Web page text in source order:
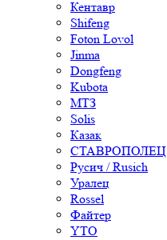
Кентавр
Shifeng
Foton Lovol
Jinma
Dongfeng
Kubota
МТЗ
Solis
Казак
СТАВРОПОЛЕЦ
Русич / Rusich
Уралец
Rossel
Файтер
YTO